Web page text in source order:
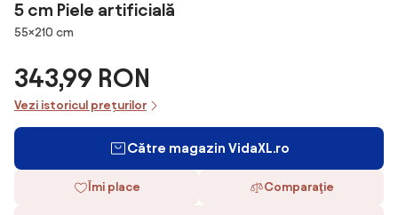
5 cm Piele artificială
Dimensiuni
55×210 cm
343,99 RON
Vezi istoricul prețurilor
Către magazin VidaXL.ro
Îmi place Comparaţie